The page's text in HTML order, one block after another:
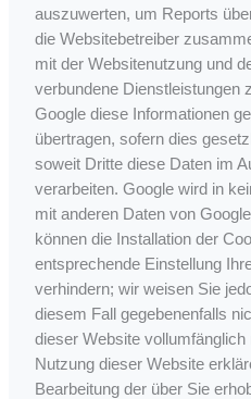
auszuwerten, um Reports
die Websitebetreiber
mit der Websitenutzung und
verbundene Dienstleistungen
Google diese Informationen
übertragen, sofern dies
soweit Dritte diese Daten im
verarbeiten. Google wird in
mit anderen Daten von
können die Installation der
entsprechende Einstellung
verhindern; wir weisen Sie
diesem Fall gegebenenfalls
dieser Website
Nutzung dieser Website
Bearbeitung der über Sie